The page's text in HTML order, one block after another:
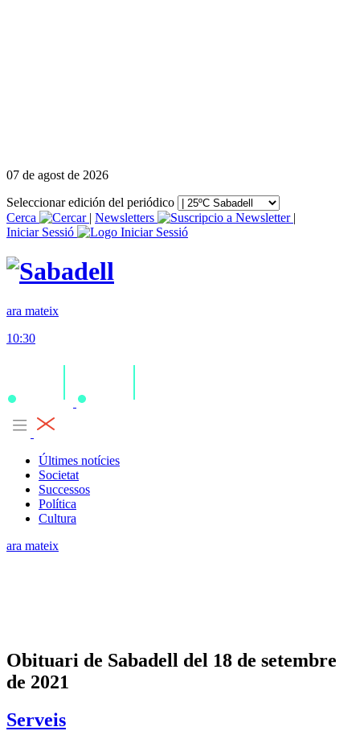
07 de agost de 2026
Seleccionar edición del periódico
Cerca
| Newsletters
|
Iniciar Sessió
ara mateix
10:30
Últimes notícies
Societat
Successos
Política
Cultura
ara mateix
Obituari de Sabadell del 18 de setembre
de 2021
Serveis